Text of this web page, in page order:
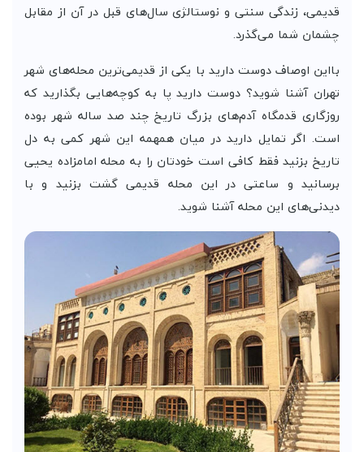
قدیمی، زندگی سنتی و نوستالژی سال‌های قبل در آن از مقابل
چشمان شما می‌گذرد.
بااین اوصاف دوست دارید با یکی از قدیمی‌ترین محله‌های شهر
تهران آشنا شوید؟ دوست دارید پا به کوچه‌هایی بگذارید که
روزگاری قدمگاه آدم‌های بزرگ تاریخ چند صد ساله شهر بوده
است. اگر تمایل دارید در میان همهمه این شهر کمی به دل
تاریخ بزنید فقط کافی است خودتان را به محله امامزاده یحیی
برسانید و ساعتی در این محله قدیمی گشت بزنید و با
دیدنی‌های این محله آشنا شوید.